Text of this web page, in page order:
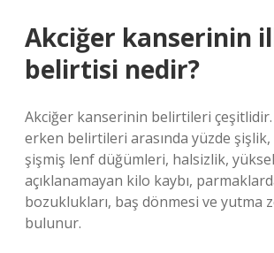
Akciğer kanserinin
belirtisi nedir?
Akciğer kanserinin belirtileri çeşitlidir.
erken belirtileri arasında yüzde şişlik,
şişmiş lenf düğümleri, halsizlik,
açıklanamayan kilo kaybı,
bozuklukları, baş dönmesi ve yutma
bulunur.